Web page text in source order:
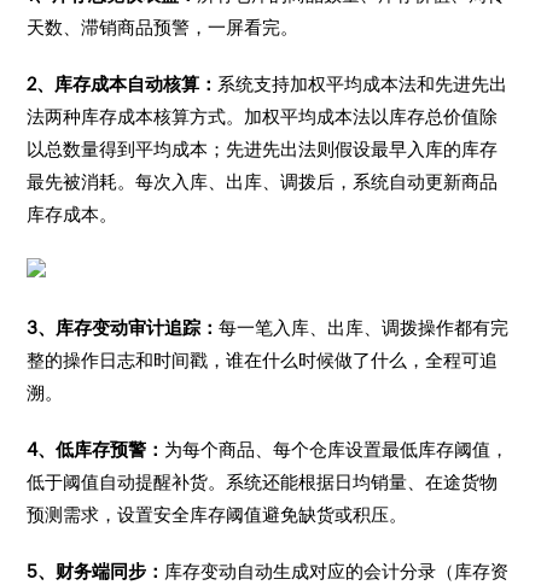
天数、滞销商品预警，一屏看完。
2、库存成本自动核算： 系统支持加权平均成本法和先进先出
法两种库存成本核算方式。加权平均成本法以库存总价值除
以总数量得到平均成本；先进先出法则假设最早入库的库存
最先被消耗。每次入库、出库、调拨后，系统自动更新商品
库存成本。
3、库存变动审计追踪：每一笔入库、出库、调拨操作都有完
整的操作日志和时间戳，谁在什么时候做了什么，全程可追
溯。
4、低库存预警： 为每个商品、每个仓库设置最低库存阈值，
低于阈值自动提醒补货。系统还能根据日均销量、在途货物
预测需求，设置安全库存阈值避免缺货或积压。
5、财务端同步： 库存变动自动生成对应的会计分录（库存资